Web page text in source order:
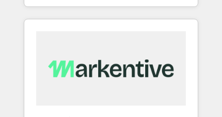
maintenance.
lean, growing companies: - Win more
business - Reduce no-shows - Improve lead
client's are too busy to learn the ins-and-outs
of HubSpot. We give you a Personal